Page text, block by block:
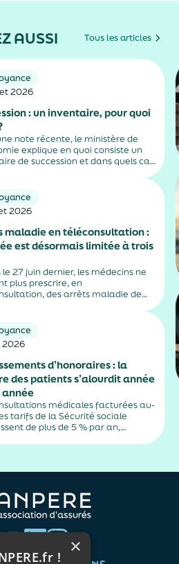
AUSSI Tous les articles
2026
: un inventaire, pour quoi
note récente, le ministère de
explique en quoi consiste un
de succession et dans quels cas
2026
maladie en téléconsultation :
est désormais limitée à trois
le 27 juin dernier, les médecins ne
plus prescrire, en
des arrêts maladie de
et fiscales, s'inscrit dans un
plus...
2026
d’honoraires : la
des patients s’alourdit année
année
médicales facturées au-
tarifs de la Sécurité sociale
de plus de 5 % par an,
par la montée en puissance des
×
!